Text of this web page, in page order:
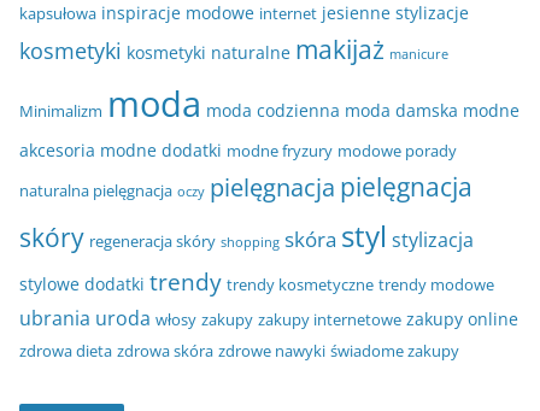
kapsułowa inspiracje modowe internet jesienne stylizacje
kosmetyki kosmetyki naturalne makijaż manicure
Minimalizm moda moda codzienna moda damska modne
akcesoria modne dodatki modne fryzury modowe porady
naturalna pielęgnacja oczy pielęgnacja pielęgnacja
skóry regeneracja skóry shopping skóra styl stylizacja
stylowe dodatki trendy trendy kosmetyczne trendy modowe
ubrania uroda włosy zakupy zakupy internetowe zakupy online
zdrowa dieta zdrowa skóra zdrowe nawyki świadome zakupy